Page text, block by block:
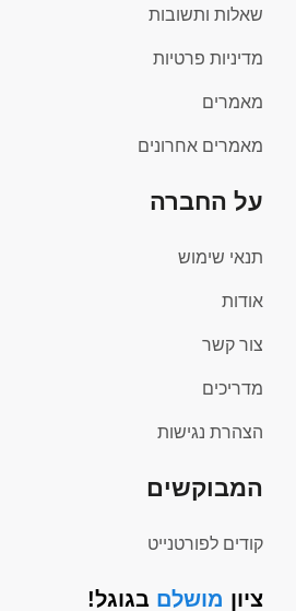
שאלות ותשובות
מדיניות פרטיות
מאמרים
מאמרים אחרונים
על החברה
תנאי שימוש
אודות
צור קשר
מדריכים
הצהרת נגישות
המבוקשים
קודים לפורטנייט
ציון מושלם בגוגל!